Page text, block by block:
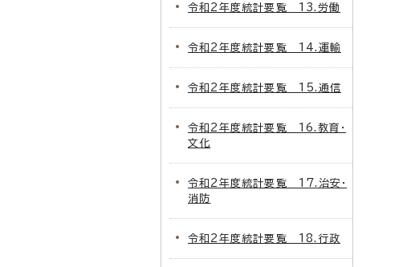
令和2年度統計要覧 13.労働
令和2年度統計要覧 14.運輸
令和2年度統計要覧 15.通信
令和2年度統計要覧 16.教育・
文化
令和2年度統計要覧 17.治安・
消防
令和2年度統計要覧 18.行政